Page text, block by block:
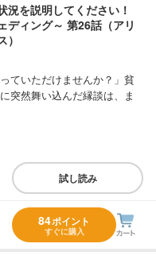
況を説明してください！
ディング～ 第26話（アリ
ていただけませんか？」貧
突然舞い込んだ縁談は、ま
試し読み
84ポイント
すぐに購入